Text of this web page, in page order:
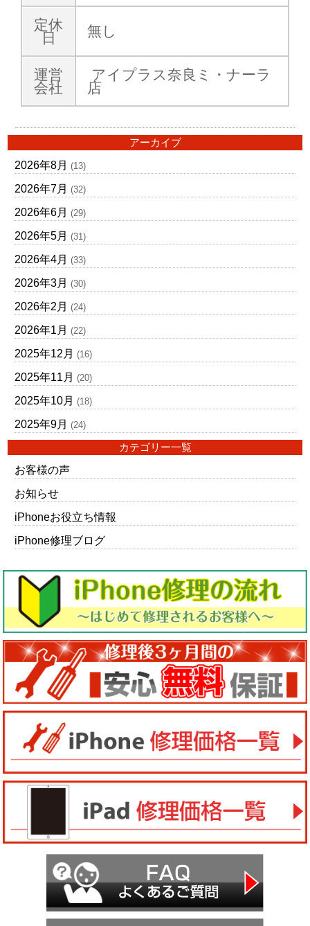
定休
日
無し
運営
会社
アイプラス奈良ミ・ナーラ
店
アーカイブ
2026年8月 (13)
2026年7月 (32)
2026年6月 (29)
2026年5月 (31)
2026年4月 (33)
2026年3月 (30)
2026年2月 (24)
2026年1月 (22)
2025年12月 (16)
2025年11月 (20)
2025年10月 (18)
2025年9月 (24)
カテゴリー一覧
お客様の声
お知らせ
iPhoneお役立ち情報
iPhone修理ブログ